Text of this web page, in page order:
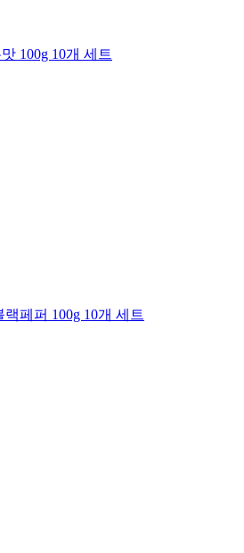
100g 10개 세트
페퍼 100g 10개 세트